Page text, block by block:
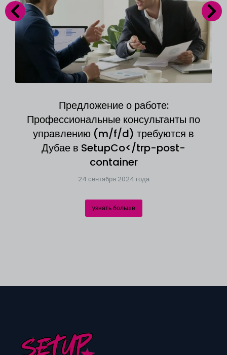
Предложение о работе:
Профессиональные консультанты по
управлению (m/f/d) требуются в
Дубае в SetupCo</trp-post-
container
24 сентября 2024 года
узнать больше